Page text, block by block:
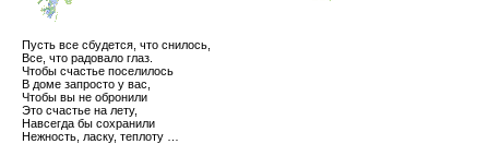
Пусть все сбудется, что снилось,
Все, что радовало глаз.
Чтобы счастье поселилось
В доме запросто у вас,
Чтобы вы не обронили
Это счастье на лету,
Навсегда бы сохранили
Нежность, ласку, теплоту …